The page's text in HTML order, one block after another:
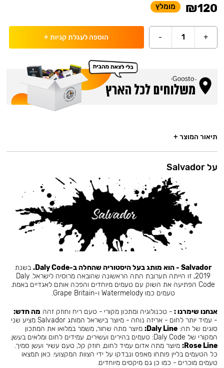
₪120 מומלץ
+
1
- הוספה לעגלת קניות +
תיאור המוצר +
על Salvador
Salvador - הוא מותג בעל היסטוריה שהחלה ב-Daly Code.
בשנת
2019, זו הייתה תערובת התה הראשונה שהובאה מרוסיה לישראל. Daly
Code הפתיעה את השוק עם טעמים מיוחדים והפכה אותם לאגדיים באמת.
טעמים כמו Watermelody ו-Grape Britain.
אנחנו שימרנו : - טכנולוגיה ומתכון מקורי - טעם ריח וחוזק זהה מה חדש:
- עמיד יותר לחום - אריזה נוחה - מיוצר בישראל המותג Salvador מציע שני
סוגים של תה:Daly Line: מיוצר מתה שחור, משמר במלואו את המתכון
המקורי של Daly Code: טעמים בהירים ועשירים, עמידים לחום ומלאים בעשן.
Rose Line: מיוצר מתה אדום עמיד לחום, חוזק קל, טעם עשיר ועשן סמיך.
כל הטעמים בליין פותחו מאפס ונבדקו על ידי הצוות המקצועי. כאן תמצאו
טעמים מוכרים - כמו כן גם מיקסים מיוחדים.